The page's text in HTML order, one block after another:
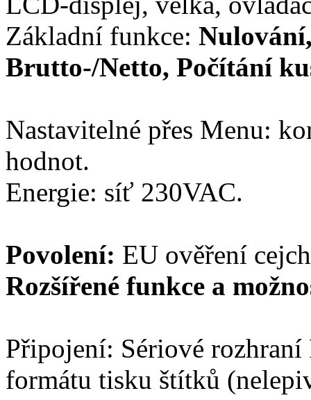
Základní funkce:
Brutto-/Netto, Počítání
Nastavitelné přes Menu:
hodnot.
Energie: síť 230VAC.
Povolení: EU ověření
Rozšířené funkce a
Připojení: Sériové
formátu tisku štítků